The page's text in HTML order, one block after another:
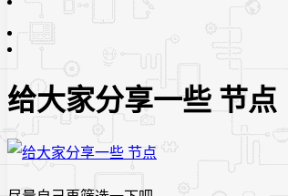
给大家分享一些 节点